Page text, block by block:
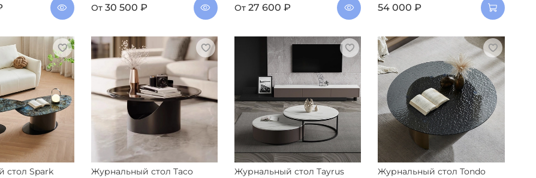
От 30 500 ₽
От 27 600 ₽ 54 000 ₽
стол Spark
Журнальный стол Taco
Журнальный стол Tayrus Журнальный стол Tondo